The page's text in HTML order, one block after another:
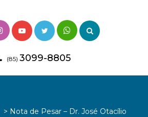
(85) 3099-8805
> Nota de Pesar – Dr. José Otacílio